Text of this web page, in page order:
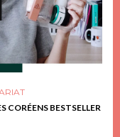
CORÉENS BESTSELLER